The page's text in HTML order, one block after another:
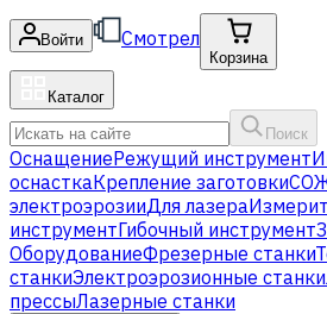
Войти Смотрел
Корзина
Каталог
Поиск
ОснащениеРежущий инструмент
оснасткаКрепление заготовки
электроэрозииДля лазера
инструментГибочный инструмент
ОборудованиеФрезерные станки
станкиЭлектроэрозионные станки
прессыЛазерные станки